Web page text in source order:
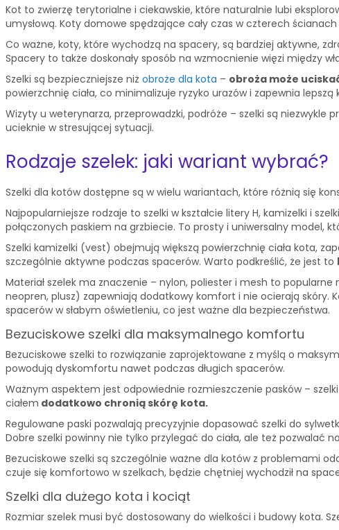
Kot to zwierzę terytorialne i ciekawskie, które naturalnie lubi
umysłową. Koty domowe spędzające cały czas w czterech
Co ważne, koty, które wychodzą na spacery, są bardziej aktywne,
Spacery to także doskonały sposób na wzmocnienie więzi między
Szelki są bezpieczniejsze niż obroże dla kota – obroża może
powierzchnię ciała, co minimalizuje ryzyko urazów i zapewnia
Wizyty u weterynarza, przeprowadzki, podróże – szelki są
ucieknie w stresującej sytuacji.
Rodzaje szelek: jaki wariant wybrać?
Szelki dla kotów dostępne są w wielu wariantach, które różnią się
Najpopularniejsze rodzaje to szelki w kształcie litery H, kamizelki i
połączonych paskiem na grzbiecie. To prosty i uniwersalny model,
Szelki kamizelki (vest) obejmują większą powierzchnię ciała kota,
szczególnie aktywne podczas spacerów. Warto podkreślić, że jest to
Materiał szelek ma znaczenie – nylon, poliester i mesh to
neopren, plusz) zapewniają dodatkowy komfort i nie ocierają skóry.
spacerów w słabym oświetleniu, co jest ważne dla bezpieczeństwa.
Bezuciskowe szelki dla maksymalnego komfortu
Bezuciskowe szelki to rozwiązanie zaprojektowane z myślą o
powodują dyskomfortu nawet podczas długich spacerów.
Ważnym aspektem jest odpowiednie rozmieszczenie pasków –
ciałem dodatkowo chronią skórę kota.
Regulowane paski pozwalają precyzyjnie dopasować szelki do
Dobre szelki powinny nie tylko przylegać do ciała, ale też pozwalać
Bezuciskowe szelki są szczególnie ważne dla kotów z problemami
czuje się komfortowo w szelkach, będzie chętniej wychodził na
Szelki dla dużego kota i kociąt
Rozmiar szelek musi być dostosowany do wielkości i budowy kota.